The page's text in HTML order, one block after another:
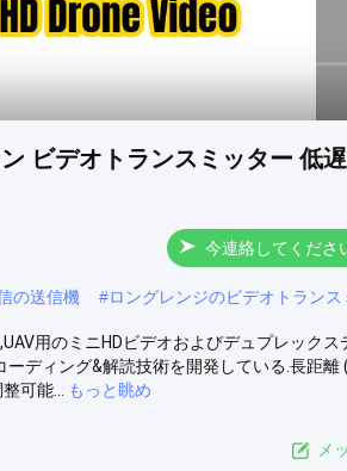
ビデオトランスミッター 低
今連絡してくださ
の送信機 #ロングレンジのビデオトランス
用のミニHDビデオおよびデュプレックス
ディング&解読技術を開発している.長距
可能...
もっと眺め
メ